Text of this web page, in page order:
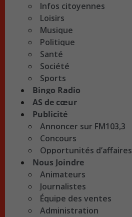
Infos citoyennes
Loisirs
Musique
Politique
Santé
Société
Sports
Bingo Radio
AS de cœur
Publicité
Annoncer sur FM103,3
Concours
Opportunités d’affaires
Nous Joindre
Animateurs
Journalistes
Équipe des ventes
Administration